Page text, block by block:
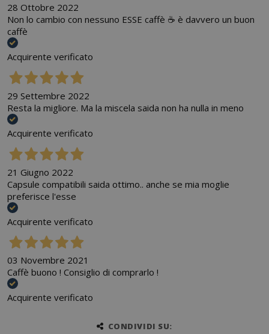
28 Ottobre 2022
Non lo cambio con nessuno ESSE caffè ☕️ è davvero un buon
caffè
Acquirente verificato
29 Settembre 2022
Resta la migliore. Ma la miscela saida non ha nulla in meno
Acquirente verificato
21 Giugno 2022
Capsule compatibili saida ottimo.. anche se mia moglie
preferisce l'esse
Acquirente verificato
03 Novembre 2021
Caffè buono ! Consiglio di comprarlo !
Acquirente verificato
CONDIVIDI SU: